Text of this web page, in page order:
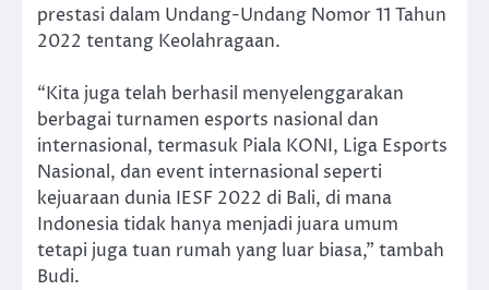
prestasi dalam Undang-Undang Nomor 11 Tahun
2022 tentang Keolahragaan.
“Kita juga telah berhasil menyelenggarakan
berbagai turnamen esports nasional dan
internasional, termasuk Piala KONI, Liga Esports
Nasional, dan event internasional seperti
kejuaraan dunia IESF 2022 di Bali, di mana
Indonesia tidak hanya menjadi juara umum
tetapi juga tuan rumah yang luar biasa,” tambah
Budi.